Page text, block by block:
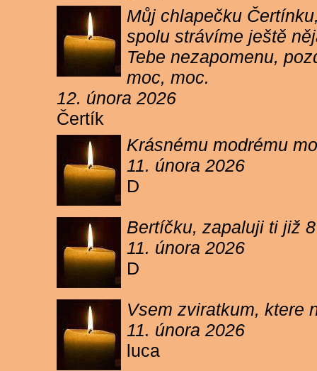
Můj chlapečku
spolu strávíme ještě
Tebe nezapomenu,
moc, moc.
12. února 2026
Čertík
Krásnému modrému
11. února 2026
D
Bertíčku, zapaluji ti již
11. února 2026
D
Vsem zviratkum, ktere
11. února 2026
luca